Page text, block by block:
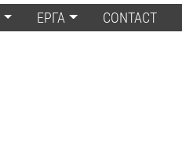
ΕΡΓΑ CONTACT